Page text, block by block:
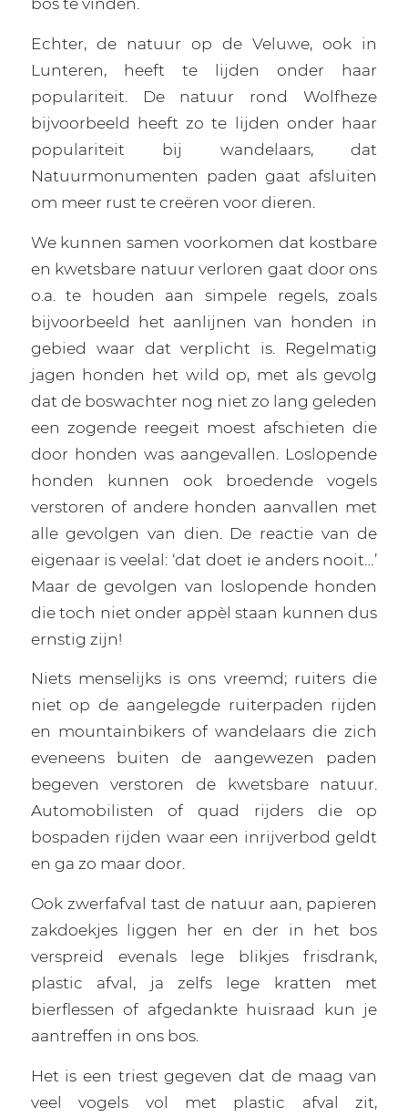
Echter, de natuur op de Veluwe, ook in
Lunteren, heeft te lijden onder haar
populariteit. De natuur rond Wolfheze
bijvoorbeeld heeft zo te lijden onder haar
populariteit bij wandelaars, dat
Natuurmonumenten paden gaat afsluiten
om meer rust te creëren voor dieren.
We kunnen samen voorkomen dat kostbare
en kwetsbare natuur verloren gaat door ons
o.a. te houden aan simpele regels, zoals
bijvoorbeeld het aanlijnen van honden in
gebied waar dat verplicht is. Regelmatig
jagen honden het wild op, met als gevolg
dat de boswachter nog niet zo lang geleden
een zogende reegeit moest afschieten die
door honden was aangevallen. Loslopende
honden kunnen ook broedende vogels
verstoren of andere honden aanvallen met
alle gevolgen van dien. De reactie van de
eigenaar is veelal: ‘dat doet ie anders nooit…’
Maar de gevolgen van loslopende honden
die toch niet onder appèl staan kunnen dus
ernstig zijn!
Niets menselijks is ons vreemd; ruiters die
niet op de aangelegde ruiterpaden rijden
en mountainbikers of wandelaars die zich
eveneens buiten de aangewezen paden
begeven verstoren de kwetsbare natuur.
Automobilisten of quad rijders die op
bospaden rijden waar een inrijverbod geldt
en ga zo maar door.
Ook zwerfafval tast de natuur aan, papieren
zakdoekjes liggen her en der in het bos
verspreid evenals lege blikjes frisdrank,
plastic afval, ja zelfs lege kratten met
bierflessen of afgedankte huisraad kun je
aantreffen in ons bos.
Het is een triest gegeven dat de maag van
veel vogels vol met plastic afval zit,